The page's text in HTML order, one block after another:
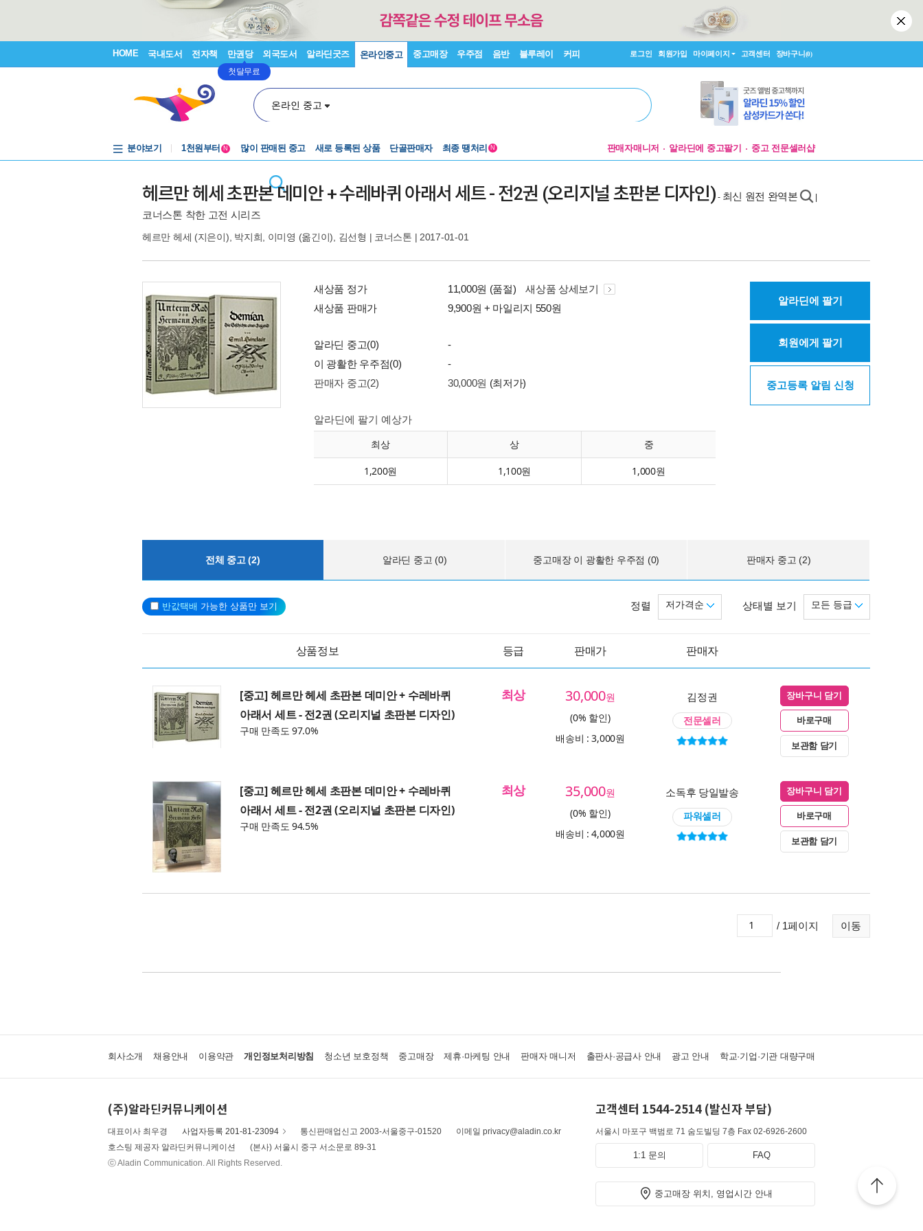
HOME 국내도서 전자책 만권당
첫달무료
외국도서 알라딘굿즈 온라인중고 중고매장 우주점 음반 블루레이 커피 로그인 회원가입 마이페이지 고객센터 장바구니(0)
온라인 중고
분야보기
1천원부터
N 많이 판매된 중고 새로 등록된 상품 단골판매자 최종 땡처리 N 판매자매니저 알라딘에 중고팔기 중고 전문셀러샵
헤르만 헤세 초판본 데미안 + 수레바퀴 아래서 세트 - 전2권 (오리지널 초판본 디자인) - 최신 원전 완역본
코너스톤 착한 고전 시리즈
헤르만 헤세 (지은이), 박지희 이미영 (옮긴이), 김선형 | 코너스톤 | 2017-01-01
새상품 정가 11,000원 (품절)
새상품 상세보기
새상품 판매가
9,900원 + 마일리지 550원
알라딘 중고(0)
-
이 광활한 우주점(0)
-
판매자 중고(2)
30,000원 (최저가)
알라딘에 팔기 예상가
최상 상 중
1,200원 1,100원 1,000원
알라딘에 팔기
회원에게 팔기
중고등록 알림 신청
전체 중고 (2) 알라딘 중고 (0) 중고매장 이 광활한 우주점 (0) 판매자 중고 (2)
반값택배 가능한 상품만 보기 상태별 보기 모든 등급
정렬 저가격순
상품정보 등급 판매가 판매자
[중고] 헤르만 헤세 초판본 데미안 + 수레바퀴
아래서 세트 - 전2권 (오리지널 초판본 디자인)
구매 만족도 97.0%
최상 30,000원
(0% 할인)
배송비 : 3,000원
김정권
전문셀러
장바구니 담기
바로구매
보관함 담기
[중고] 헤르만 헤세 초판본 데미안 + 수레바퀴
아래서 세트 - 전2권 (오리지널 초판본 디자인)
구매 만족도 94.5%
최상 35,000원
(0% 할인)
배송비 : 4,000원
소독후 당일발송
파워셀러
장바구니 담기
바로구매
보관함 담기
이동
/ 1페이지
회사소개 채용안내 이용약관 개인정보처리방침 청소년 보호정책 중고매장 제휴·마케팅 안내 판매자 매니저 출판사·공급사 안내 광고 안내 학교·기업·기관 대량구매
(주)알라딘커뮤니케이션
대표이사 최우경 사업자등록 201-81-23094 통신판매업신고 2003-서울중구-01520
이메일 privacy@aladin.co.kr
호스팅 제공자 알라딘커뮤니케이션
(본사) 서울시 중구 서소문로 89-31
ⓒ Aladin Communication. All Rights Reserved.
고객센터 1544-2514 (발신자 부담)
서울시 마포구 백범로 71 숨도빌딩 7층 Fax 02-6926-2600
1:1 문의 FAQ
중고매장 위치, 영업시간 안내